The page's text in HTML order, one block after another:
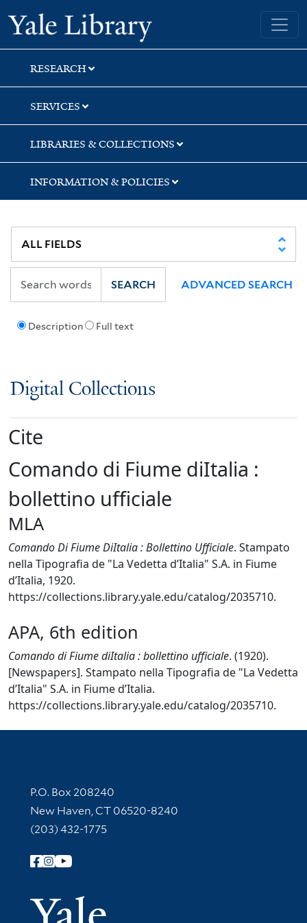
Skip
to
search
Skip
to
main
content
Yale University Library
RESEARCH
SERVICES
LIBRARIES & COLLECTIONS
INFORMATION & POLICIES
Description Full text
SEARCH ADVANCED SEARCH
Digital Collections
Cite
Comando di Fiume diItalia :
bollettino ufficiale
MLA
Comando Di Fiume DiItalia : Bollettino Ufficiale. Stampato
nella Tipografia de "La Vedetta d’Italia" S.A. in Fiume
d’Italia, 1920.
https://collections.library.yale.edu/catalog/2035710.
APA, 6th edition
Comando di Fiume diItalia : bollettino ufficiale. (1920).
[Newspapers]. Stampato nella Tipografia de "La Vedetta
d’Italia" S.A. in Fiume d’Italia.
https://collections.library.yale.edu/catalog/2035710.
Contact Information
P.O. Box 208240
New Haven, CT 06520-8240
(203) 432-1775
Follow Yale Library
Yale